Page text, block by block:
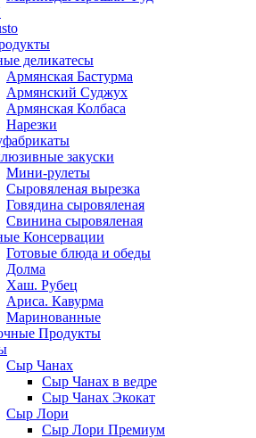
деликатесы
Армянская Бастурма
Армянский Суджух
Армянская Колбаса
Нарезки
закуски
Мини-рулеты
Сыровяленая вырезка
Говядина сыровяленая
Свинина сыровяленая
Консервации
Готовые блюда и обеды
Долма
Хаш. Рубец
Ариса. Кавурма
Маринованные
Продукты
Сыр Чанах
Сыр Чанах в ведре
Сыр Чанах Экокат
Сыр Лори
Сыр Лори Премиум